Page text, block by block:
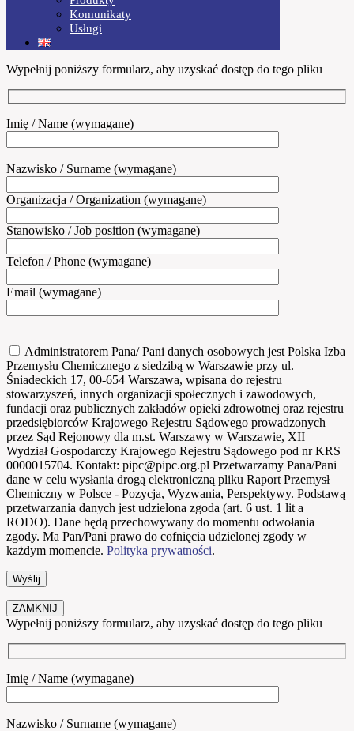
Komunikaty
Usługi
Wypełnij poniższy formularz, aby uzyskać dostęp do tego pliku
Imię / Name (wymagane)
Nazwisko / Surname (wymagane)
Organizacja / Organization (wymagane)
Stanowisko / Job position (wymagane)
Telefon / Phone (wymagane)
Email (wymagane)
Administratorem Pana/ Pani danych osobowych jest Polska Izba
Przemysłu Chemicznego z siedzibą w Warszawie przy ul.
Śniadeckich 17, 00-654 Warszawa, wpisana do rejestru
stowarzyszeń, innych organizacji społecznych i zawodowych,
fundacji oraz publicznych zakładów opieki zdrowotnej oraz rejestru
przedsiębiorców Krajowego Rejestru Sądowego prowadzonych
przez Sąd Rejonowy dla m.st. Warszawy w Warszawie, XII
Wydział Gospodarczy Krajowego Rejestru Sądowego pod nr KRS
0000015704. Kontakt: pipc@pipc.org.pl Przetwarzamy Pana/Pani
dane w celu wysłania drogą elektroniczną pliku Raport Przemysł
Chemiczny w Polsce - Pozycja, Wyzwania, Perspektywy. Podstawą
przetwarzania danych jest udzielona zgoda (art. 6 ust. 1 lit a
RODO). Dane będą przechowywany do momentu odwołania
zgody. Ma Pan/Pani prawo do cofnięcia udzielonej zgody w
każdym momencie. Polityka prywatności.
ZAMKNIJ
Wypełnij poniższy formularz, aby uzyskać dostęp do tego pliku
Imię / Name (wymagane)
Nazwisko / Surname (wymagane)